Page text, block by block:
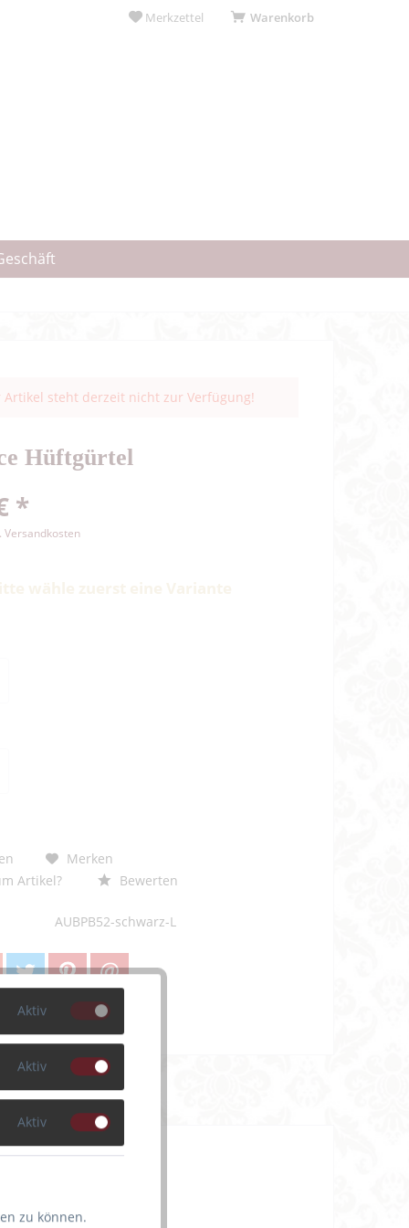
Warenkorb
Merkzettel
Artikel steht derzeit nicht zur Verfügung!
Hüftgürtel
*
Versandkosten
Merken
Artikel?
Bewerten
AUBPB52-schwarz-L
vorne
Aktiv
Aktiv
Aktiv
zu können.